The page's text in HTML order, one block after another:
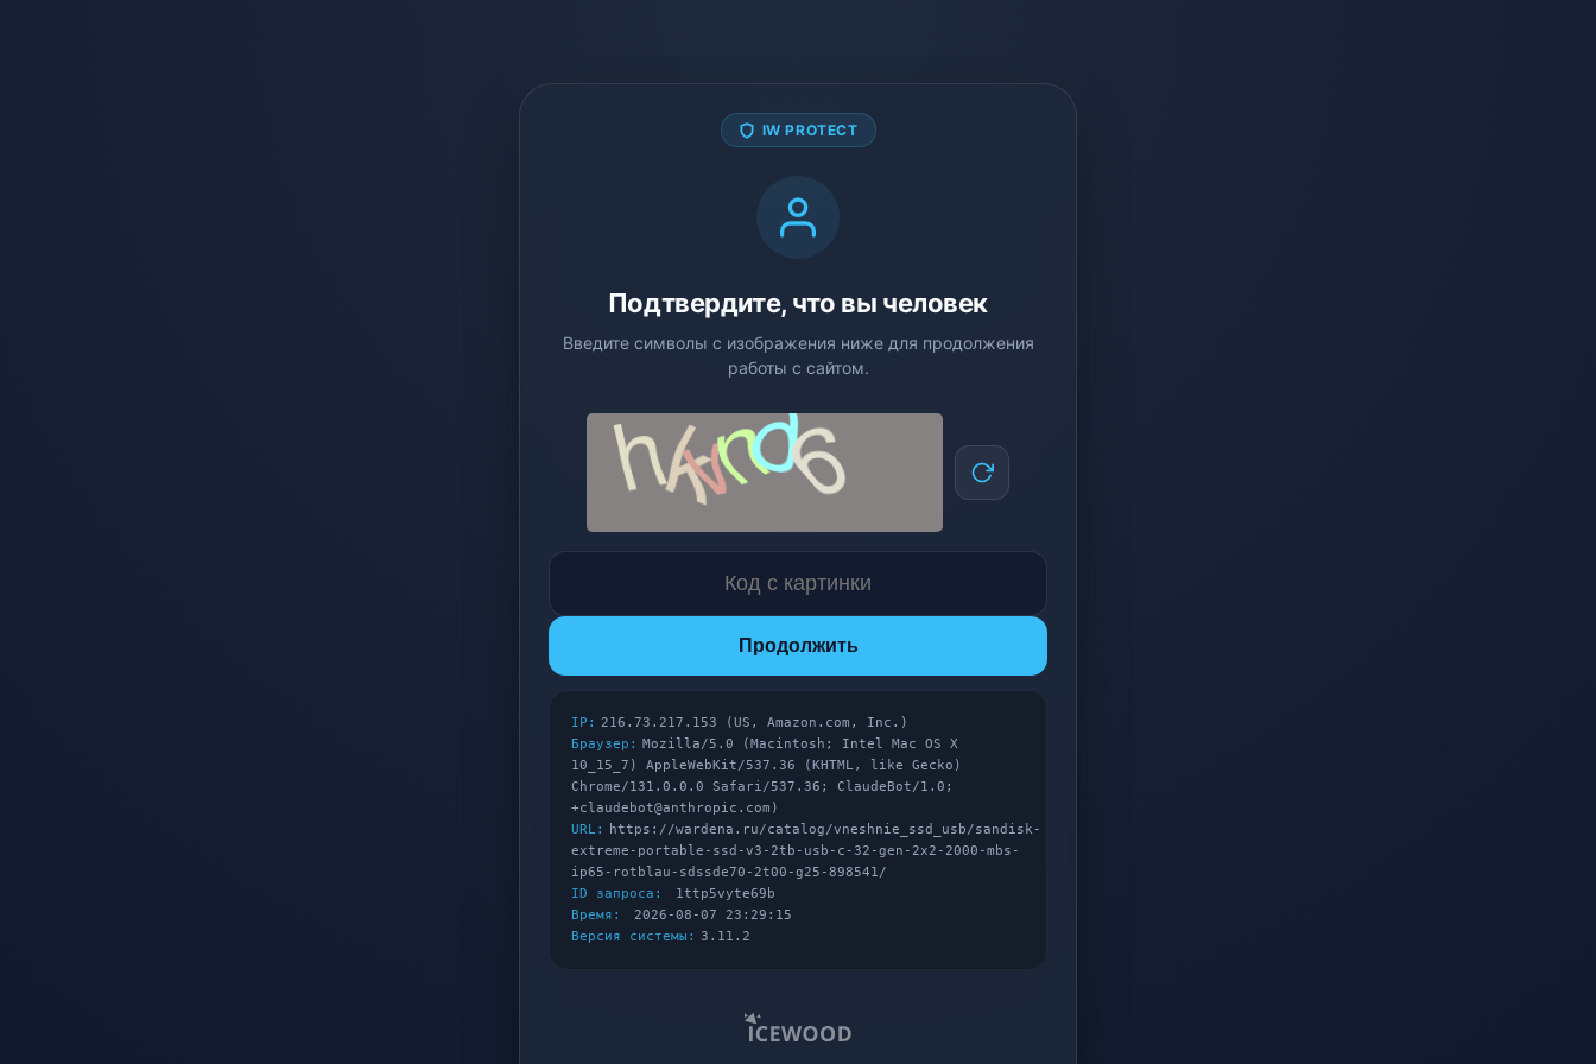
IW PROTECT
Подтвердите, что вы человек
Введите символы с изображения ниже для продолжения
работы с сайтом.
Продолжить
IP: 216.73.217.153 (US, Amazon.com, Inc.)
Браузер: Mozilla/5.0 (Macintosh; Intel Mac OS X
10_15_7) AppleWebKit/537.36 (KHTML, like Gecko)
Chrome/131.0.0.0 Safari/537.36; ClaudeBot/1.0;
+claudebot@anthropic.com)
URL:
https://wardena.ru/catalog/vneshnie_ssd_usb/sandisk-
extreme-portable-ssd-v3-2tb-usb-c-32-gen-2x2-2000-mbs-
ip65-rotblau-sdssde70-2t00-g25-898541/
ID запроса:
1ttp5vyte69b
Время:
2026-08-07 23:29:15
Версия системы: 3.11.2